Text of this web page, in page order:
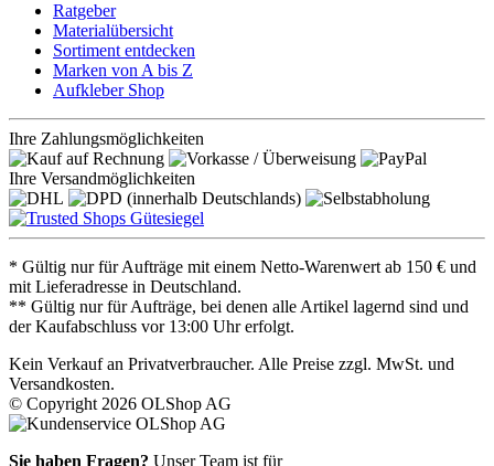
Ratgeber
Materialübersicht
Sortiment entdecken
Marken von A bis Z
Aufkleber Shop
Ihre Zahlungsmöglichkeiten
Ihre Versandmöglichkeiten
* Gültig nur für Aufträge mit einem Netto-Warenwert ab 150 € und
mit Lieferadresse in Deutschland.
** Gültig nur für Aufträge, bei denen alle Artikel lagernd sind und
der Kaufabschluss vor 13:00 Uhr erfolgt.
Kein Verkauf an Privatverbraucher. Alle Preise zzgl. MwSt. und
Versandkosten.
© Copyright 2026 OLShop AG
Sie haben Fragen? Unser Team ist für